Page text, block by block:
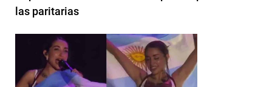
las paritarias